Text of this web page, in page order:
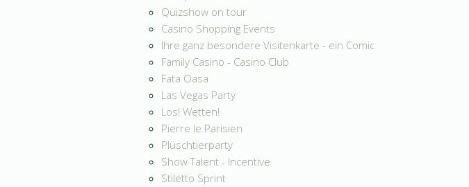
Quizshow on tour
Casino Shopping Events
Ihre ganz besondere Visitenkarte - ein Comic
Family Casino - Casino Club
Fata Oasa
Las Vegas Party
Los! Wetten!
Pierre le Parisien
Plüschtierparty
Show Talent - Incentive
Stiletto Sprint